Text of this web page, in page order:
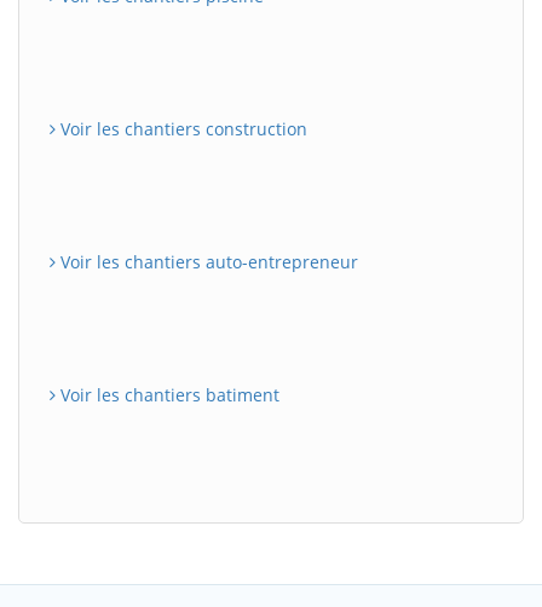
Voir les chantiers construction
Voir les chantiers auto-entrepreneur
Voir les chantiers batiment